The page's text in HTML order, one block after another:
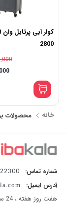
کولر آبی پرتابل
2800
خانه محصولات
شماره تماس:
آدرس ایمیل:
هفت روز هفته ، 24 ساعت شبانه‌روز پاسخگوی شما هستیم.